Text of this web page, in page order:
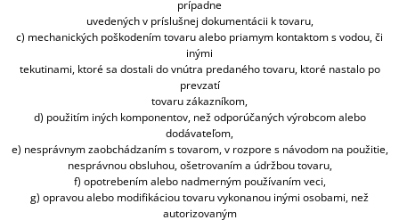
prípadne
uvedených v príslušnej dokumentácii k tovaru,
c) mechanických poškodením tovaru alebo priamym kontaktom s vodou, či
inými
tekutinami, ktoré sa dostali do vnútra predaného tovaru, ktoré nastalo po
prevzatí
tovaru zákazníkom,
d) použitím iných komponentov, než odporúčaných výrobcom alebo
dodávateľom,
e) nesprávnym zaobchádzaním s tovarom, v rozpore s návodom na použitie,
nesprávnou obsluhou, ošetrovaním a údržbou tovaru,
f) opotrebením alebo nadmerným používaním veci,
g) opravou alebo modifikáciou tovaru vykonanou inými osobami, než
autorizovaným